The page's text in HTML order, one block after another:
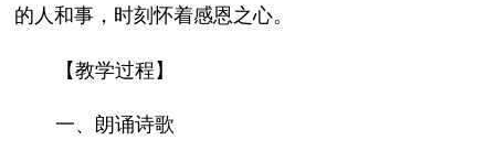
的人和事，时刻怀着感恩之心。
【教学过程】
一、朗诵诗歌